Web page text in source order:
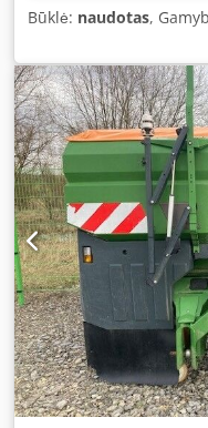
Būklė: naudotas,